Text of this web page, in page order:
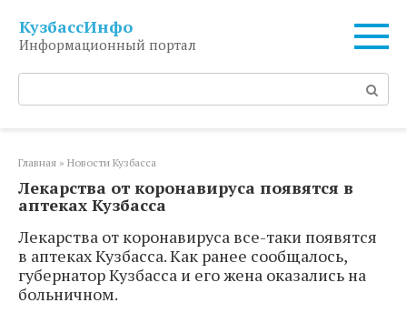
контенту
КузбассИнфо
Информационный портал
Поиск:
Главная » Новости Кузбасса
Лекарства от коронавируса появятся в
аптеках Кузбасса
Лекарства от коронавируса все-таки появятся
в аптеках Кузбасса. Как ранее сообщалось,
губернатор Кузбасса и его жена оказались на
больничном.